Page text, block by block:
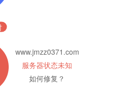
www.jmzz0371.com
服务器状态未知
如何修复？